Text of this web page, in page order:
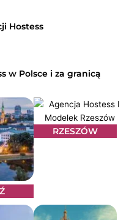
Hostess
w Polsce i za granicą
RZESZÓW